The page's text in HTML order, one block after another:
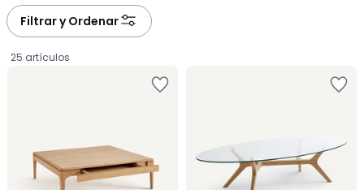
Filtrar y Ordenar
25 artículos